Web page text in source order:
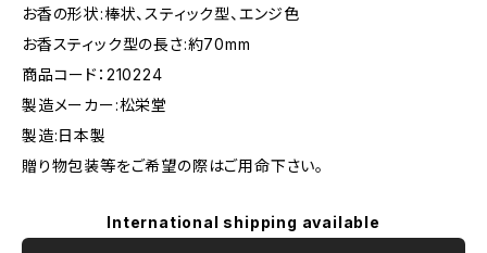
お香の形状:棒状、スティック型、エンジ色
お香スティック型の長さ:約70mm
商品コード：210224
製造メーカー:松栄堂
製造:日本製
贈り物包装等をご希望の際はご用命下さい。
International shipping available